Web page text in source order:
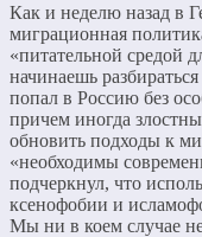
Как и неделю назад в
миграционная
«питательной средой
начинаешь
попал в Россию без
причем иногда
обновить подходы к
«необходимы
подчеркнул, что
ксенофобии и
Мы ни в коем случае